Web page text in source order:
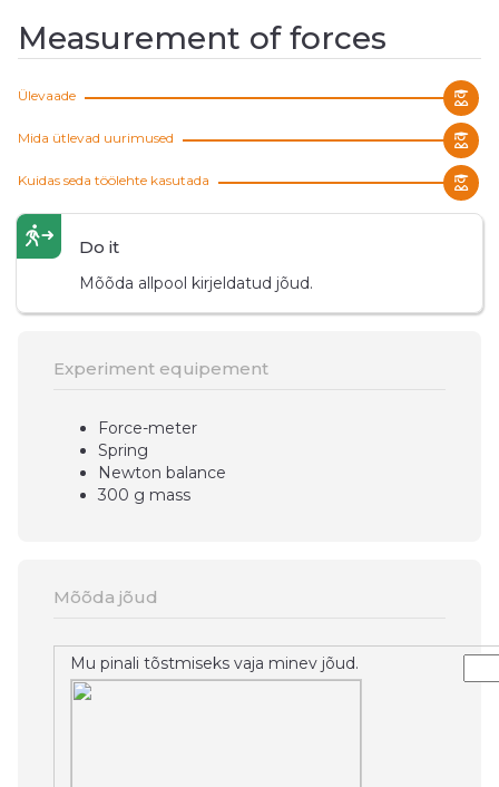
Measurement of forces
Ülevaade
Mida ütlevad uurimused
Kuidas seda töölehte kasutada
Do it
Mõõda allpool kirjeldatud jõud.
Experiment equipement
Force-meter
Spring
Newton balance
300 g mass
Mõõda jõud
Mu pinali tõstmiseks vaja minev jõud.